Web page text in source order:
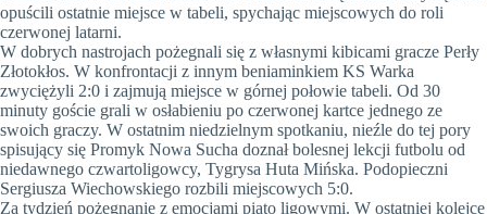
opuścili ostatnie miejsce w tabeli, spychając miejscowych do roli
czerwonej latarni.
W dobrych nastrojach pożegnali się z własnymi kibicami gracze Perły
Złotokłos. W konfrontacji z innym beniaminkiem KS Warka
zwyciężyli 2:0 i zajmują miejsce w górnej połowie tabeli. Od 30
minuty goście grali w osłabieniu po czerwonej kartce jednego ze
swoich graczy. W ostatnim niedzielnym spotkaniu, nieźle do tej pory
spisujący się Promyk Nowa Sucha doznał bolesnej lekcji futbolu od
niedawnego czwartoligowcy, Tygrysa Huta Mińska. Podopieczni
Sergiusza Wiechowskiego rozbili miejscowych 5:0.
Za tydzień pożegnanie z emocjami piąto ligowymi. W ostatniej kolejce